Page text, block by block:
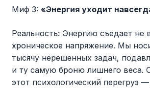
Миф 3: «Энергия уходит
Реальность: Энергию съедает не
хроническое напряжение. Мы
тысячу нерешенных задач,
и ту самую броню лишнего веса.
этот психологический перегруз